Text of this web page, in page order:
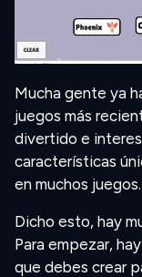
Mucha gente ya
juegos más
divertido e
características
en muchos juegos.
Dicho esto, hay
Para empezar,
que debes crear